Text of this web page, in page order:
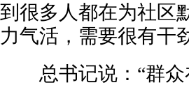
到很多人都在为社区
力气活，需要很有干
总书记说：“群众